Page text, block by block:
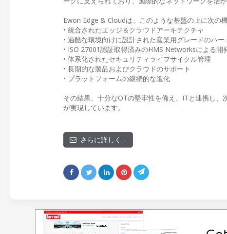
Ewon Edge & Cloudは、このような基盤の上に次の
• 統合されたエッジ＆クラウドアーキテクチャ
• 過酷な環境向けに設計された産業用グレードのハー
• ISO 27001認証取得済みのHMS Networksによる開
• 体系化されたセキュリティライフサイクル管理
• 長期的な製品およびクラウドのサポート
• プラットフォームの継続的な進化
その結果、十分なOTの堅牢性を備え、ITと連携し
が実現しています。
さらに詳しく…